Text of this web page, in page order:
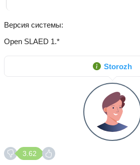
Версия системы
Open SLAED 1.*
Storozh
3.62